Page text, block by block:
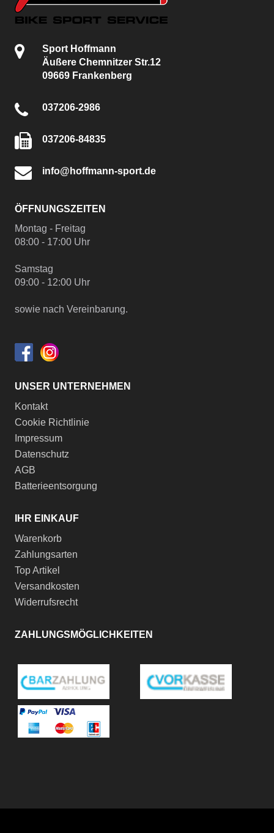
Sport Hoffmann
Äußere Chemnitzer Str.12
09669 Frankenberg
037206-2986
037206-84835
info@hoffmann-sport.de
ÖFFNUNGSZEITEN
Montag - Freitag
08:00 - 17:00 Uhr
Samstag
09:00 - 12:00 Uhr
sowie nach Vereinbarung.
UNSER UNTERNEHMEN
Kontakt
Cookie Richtlinie
Impressum
Datenschutz
AGB
Batterieentsorgung
IHR EINKAUF
Warenkorb
Zahlungsarten
Top Artikel
Versandkosten
Widerrufsrecht
ZAHLUNGSMÖGLICHKEITEN